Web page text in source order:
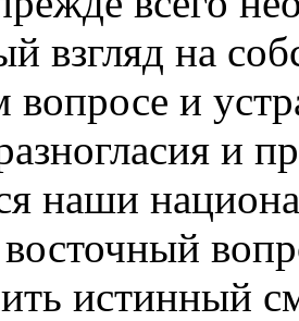
взгляд на
вопросе и
и
наши
восточный
истинный